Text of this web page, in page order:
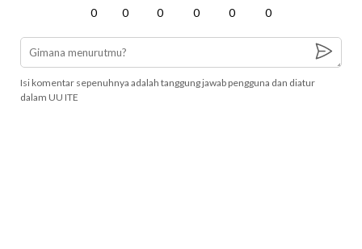
0 0 0 0 0 0
Isi komentar sepenuhnya adalah tanggung jawab pengguna dan diatur
dalam UU ITE